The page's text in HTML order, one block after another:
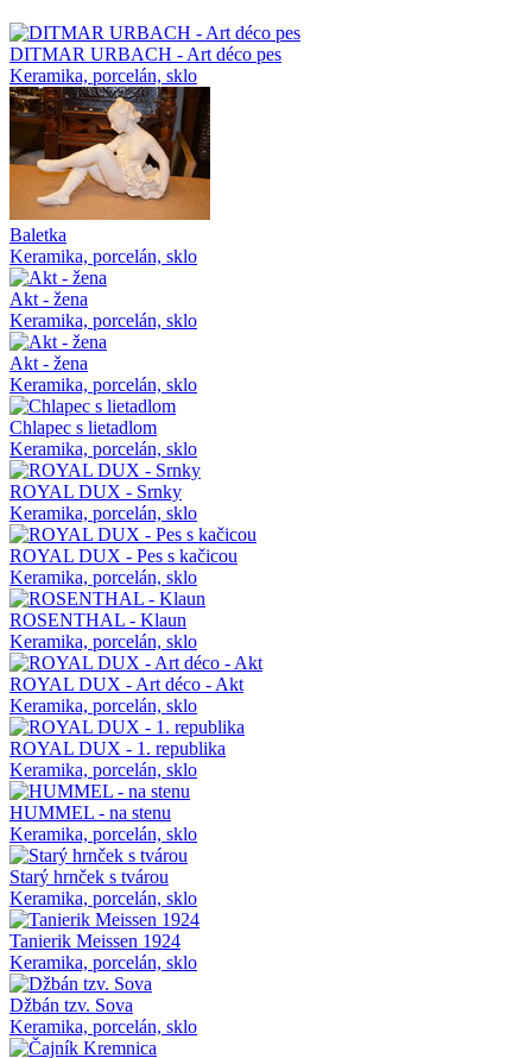
DITMAR URBACH - Art déco pes
Keramika, porcelán, sklo
Baletka
Keramika, porcelán, sklo
Akt - žena
Keramika, porcelán, sklo
Akt - žena
Keramika, porcelán, sklo
Chlapec s lietadlom
Keramika, porcelán, sklo
ROYAL DUX - Srnky
Keramika, porcelán, sklo
ROYAL DUX - Pes s kačicou
Keramika, porcelán, sklo
ROSENTHAL - Klaun
Keramika, porcelán, sklo
ROYAL DUX - Art déco - Akt
Keramika, porcelán, sklo
ROYAL DUX - 1. republika
Keramika, porcelán, sklo
HUMMEL - na stenu
Keramika, porcelán, sklo
Starý hrnček s tvárou
Keramika, porcelán, sklo
Tanierik Meissen 1924
Keramika, porcelán, sklo
Džbán tzv. Sova
Keramika, porcelán, sklo